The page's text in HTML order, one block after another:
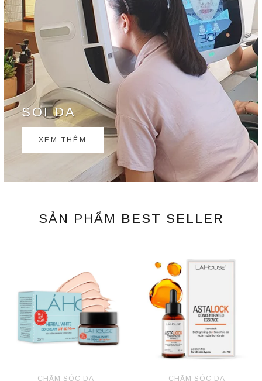
SOI DA
XEM THÊM
SẢN PHẨM BEST SELLER
CHĂM SÓC DA
CHĂM SÓC DA